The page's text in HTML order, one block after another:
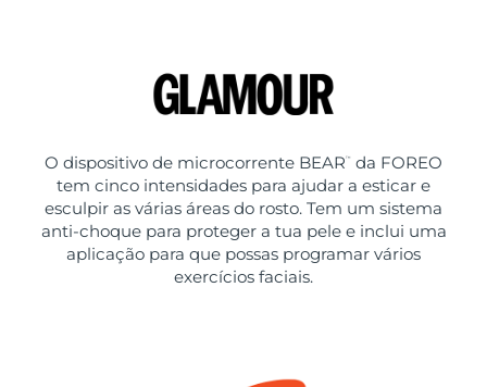
O dispositivo de microcorrente BEAR ™
da FOREO
tem cinco intensidades para ajudar a esticar e
esculpir as várias áreas do rosto. Tem um sistema
anti-choque para proteger a tua pele e inclui uma
aplicação para que possas programar vários
exercícios faciais.